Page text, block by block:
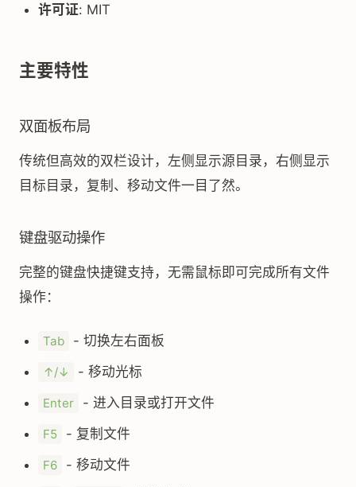
许可证: MIT
主要特性
双面板布局
传统但高效的双栏设计，左侧显示源目录，右侧显示
目标目录，复制、移动文件一目了然。
键盘驱动操作
完整的键盘快捷键支持，无需鼠标即可完成所有文件
操作：
Tab - 切换左右面板
↑/↓ - 移动光标
Enter - 进入目录或打开文件
F5 - 复制文件
F6 - 移动文件